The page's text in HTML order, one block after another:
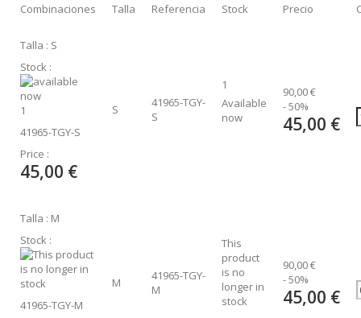
Combinaciones Talla Referencia Stock Precio
Talla : S
Stock :
1
41965-TGY-S
Price :
45,00 €
S
41965-TGY-
S
1
Available
now
90,00 €
- 50%
45,00 €
Talla : M
Stock :
41965-TGY-M
M
41965-TGY-
M
This
product
is no
longer in
stock
90,00 €
- 50%
45,00 €